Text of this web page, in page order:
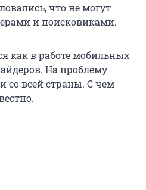
что не могут
и поисковиками.
как в работе мобильных
На проблему
со всей страны. С чем